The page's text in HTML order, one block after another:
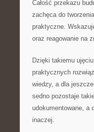
Całość przekazu
zachęca do
praktyczne.
oraz reagowanie na
Dzięki takiemu
praktycznych
wiedzy, a dla
sedno pozostaje
udokumentowane, a
inaczej.